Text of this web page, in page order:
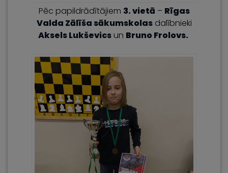
Pēc papildrādītājiem 3. vietā – Rīgas
Valda Zālīša sākumskolasdalībnieki
Aksels Lukševics un Bruno Frolovs.